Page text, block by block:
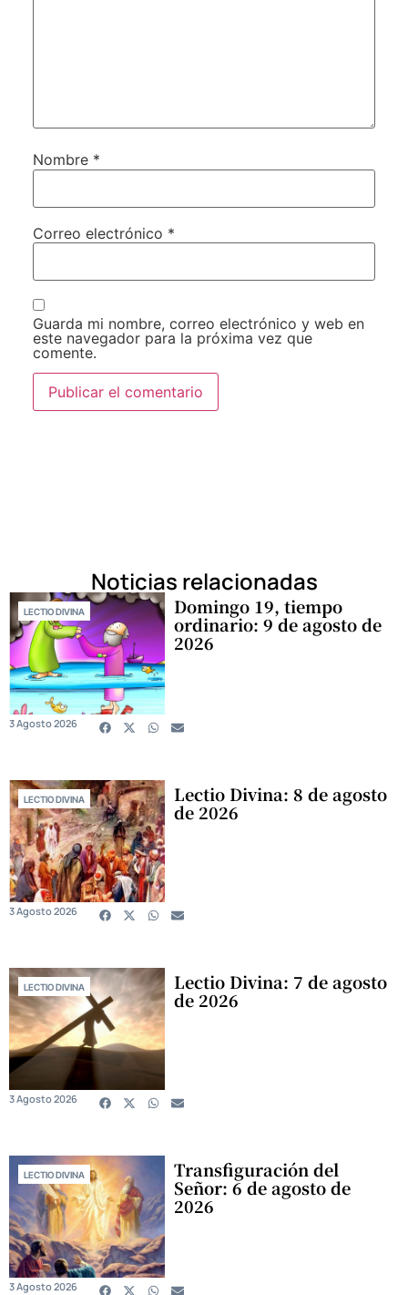
Nombre *
Correo electrónico *
Guarda mi nombre, correo electrónico y web en
este navegador para la próxima vez que
comente.
Noticias relacionadas
LECTIO DIVINA Domingo 19, tiempo
ordinario: 9 de agosto de
2026
3 Agosto 2026
LECTIO DIVINA Lectio Divina: 8 de agosto
de 2026
3 Agosto 2026
LECTIO DIVINA Lectio Divina: 7 de agosto
de 2026
3 Agosto 2026
LECTIO DIVINA Transfiguración del
Señor: 6 de agosto de
2026
3 Agosto 2026